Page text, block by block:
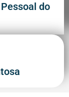
do